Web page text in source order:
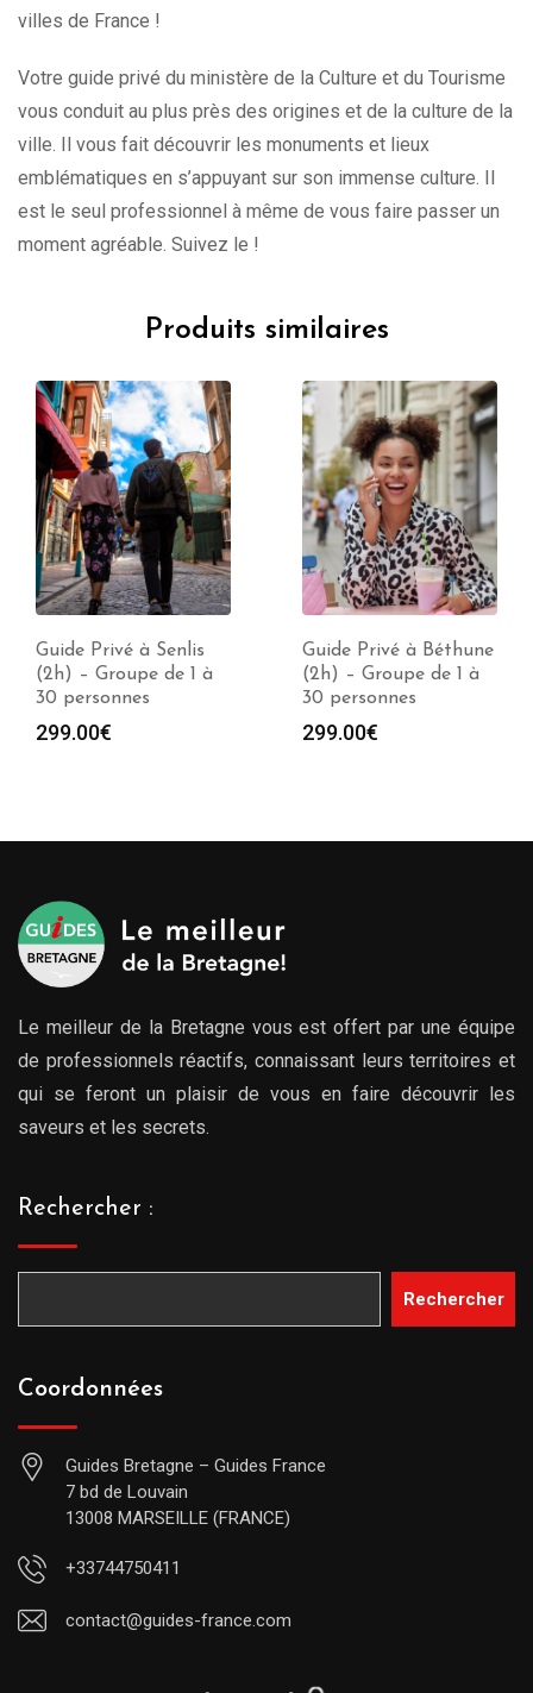
villes de France !
Votre guide privé du ministère de la Culture et du Tourisme
vous conduit au plus près des origines et de la culture de la
ville. Il vous fait découvrir les monuments et lieux
emblématiques en s’appuyant sur son immense culture. Il
est le seul professionnel à même de vous faire passer un
moment agréable. Suivez le !
Produits similaires
Guide Privé à Senlis
(2h) – Groupe de 1 à
30 personnes
299.00€
Guide Privé à Béthune
(2h) – Groupe de 1 à
30 personnes
299.00€
Le meilleur de la Bretagne vous est offert par une équipe
de professionnels réactifs, connaissant leurs territoires et
qui se feront un plaisir de vous en faire découvrir les
saveurs et les secrets.
Rechercher :
Rechercher
Coordonnées
Guides Bretagne – Guides France
7 bd de Louvain
13008 MARSEILLE (FRANCE)
+33744750411
contact@guides-france.com